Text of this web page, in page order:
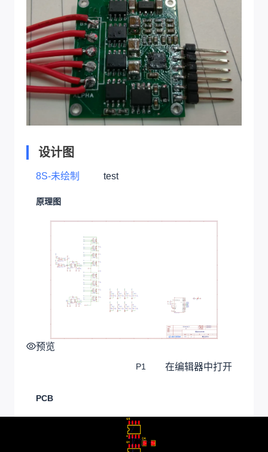
设计图
8S-未绘制 test
原理图
预览
P1 在编辑器中打开
PCB